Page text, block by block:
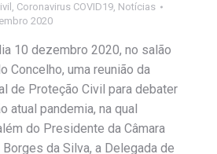
, Coronavirus COVID19, Notícias
2020
10 dezembro 2020, no salão
Concelho, uma reunião da
de Proteção Civil para debater
atual pandemia, na qual
do Presidente da Câmara
da Silva, a Delegada de